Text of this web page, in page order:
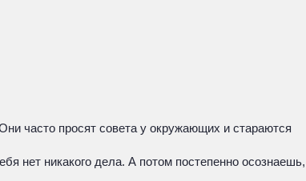
часто просят совета у окружающих и стараются
нет никакого дела. А потом постепенно осознаешь,